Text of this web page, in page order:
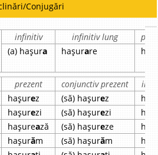
Conjugări
infinitiv infinitiv lung
(a) hașura hașurare
prezent conjunctiv prezent
hașurez (să) hașurez
hașurezi (să) hașurezi
hașurează (să) hașureze
hașurăm (să) hașurăm